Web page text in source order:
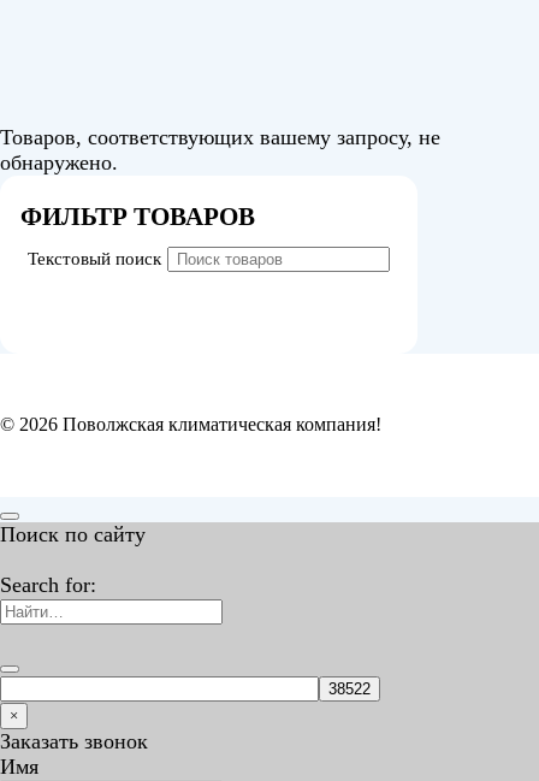
Товаров, соответствующих вашему запросу, не
обнаружено.
ФИЛЬТР ТОВАРОВ
Текстовый поиск
© 2026 Поволжская климатическая компания!
Поиск по сайту
Search for:
×
Заказать звонок
Имя